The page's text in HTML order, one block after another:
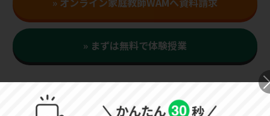
» まずは無料で体験授業